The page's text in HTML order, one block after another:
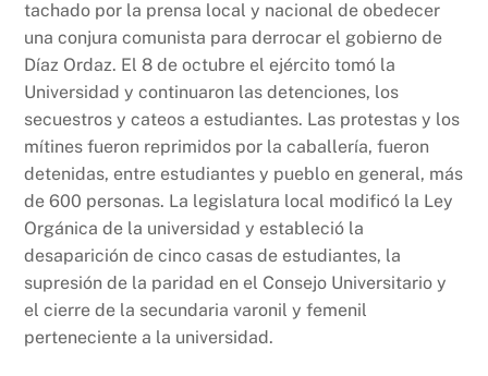
tachado por la prensa local y nacional de obedecer
una conjura comunista para derrocar el gobierno de
Díaz Ordaz. El 8 de octubre el ejército tomó la
Universidad y continuaron las detenciones, los
secuestros y cateos a estudiantes. Las protestas y los
mítines fueron reprimidos por la caballería, fueron
detenidas, entre estudiantes y pueblo en general, más
de 600 personas. La legislatura local modificó la Ley
Orgánica de la universidad y estableció la
desaparición de cinco casas de estudiantes, la
supresión de la paridad en el Consejo Universitario y
el cierre de la secundaria varonil y femenil
perteneciente a la universidad.